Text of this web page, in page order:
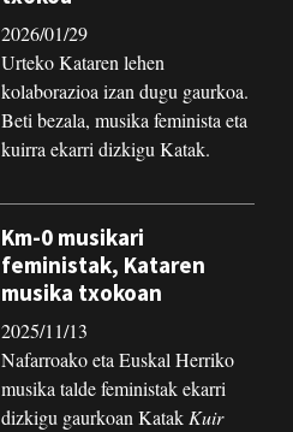
2026/01/29
Urteko Kataren lehen
kolaborazioa izan dugu gaurkoa.
Beti bezala, musika feminista eta
kuirra ekarri dizkigu Katak.
Km-0 musikari
feministak, Kataren
musika txokoan
2025/11/13
Nafarroako eta Euskal Herriko
musika talde feministak ekarri
dizkigu gaurkoan KatakKuir